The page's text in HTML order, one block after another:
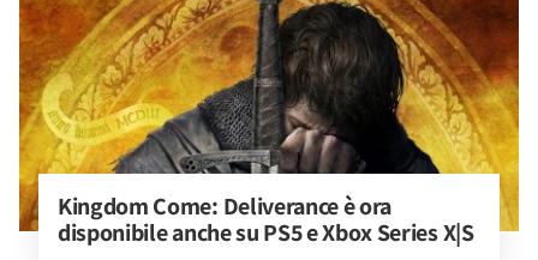
Kingdom Come: Deliverance è ora
disponibile anche su PS5 e Xbox Series X|S